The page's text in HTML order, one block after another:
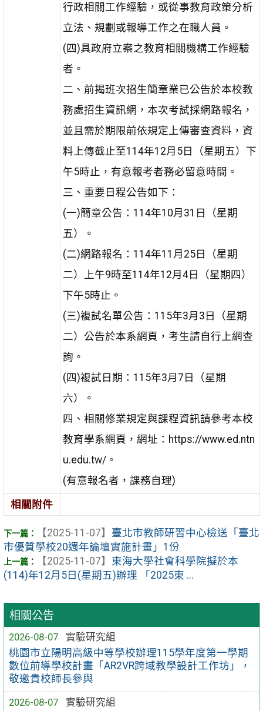
相關公告
2026-08-07
實驗研究組
桃園市立陽明高級中等學校辦理115學年度第一學期
數位前導學校計畫「AR2VR跨域教學設計工作坊」，
敬邀貴校師長參與
2026-08-07
實驗研究組
行政相關工作經驗，或從事教育政策分析
立法、規劃或報導工作之在職人員。
(四)具政府立案之教育相關機構工作經驗
者。
二、前揭班次招生簡章業已公告於本校教
務處招生資訊網，本次考試採網路報名，
並且需於期限前依規定上傳審查資料，資
料上傳截止至114年12月5日（星期五）下
午5時止，有意報考者務必留意時間。
三、重要日程公告如下：
(一)簡章公告：114年10月31日（星期
五）。
(二)網路報名：114年11月25日（星期
二）上午9時至114年12月4日（星期四）
下午5時止。
(三)複試名單公告：115年3月3日（星期
二）公告於本系網頁，考生請自行上網查
詢。
(四)複試日期：115年3月7日（星期
六）。
四、相關修業規定與課程資訊請參考本校
教育學系網頁，網址：https://www.ed.ntn
u.edu.tw/。
(有意報名者，課務自理)
相關附件
【2025-11-07】 臺北市教師研習中心檢送「臺北
市優質學校20週年論壇實施計畫」1份
【2025-11-07】 東海大學社會科學院擬於本
(114)年12月5日(星期五)辦理 「2025東 ...